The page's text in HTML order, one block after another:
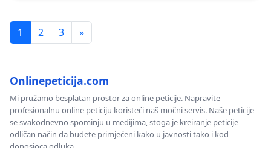
1 2 3 »
Onlinepeticija.com
Mi pružamo besplatan prostor za online peticije. Napravite
profesionalnu online peticiju koristeći naš močni servis. Naše peticije
se svakodnevno spominju u medijima, stoga je kreiranje peticije
odličan način da budete primjećeni kako u javnosti tako i kod